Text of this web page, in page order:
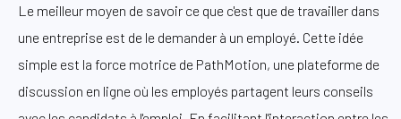
Le meilleur moyen de savoir ce que c'est que de travailler dans
une entreprise est de le demander à un employé. Cette idée
simple est la force motrice de PathMotion, une plateforme de
discussion en ligne où les employés partagent leurs conseils